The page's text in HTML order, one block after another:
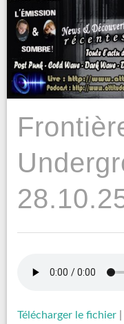
Télécharger le fichier